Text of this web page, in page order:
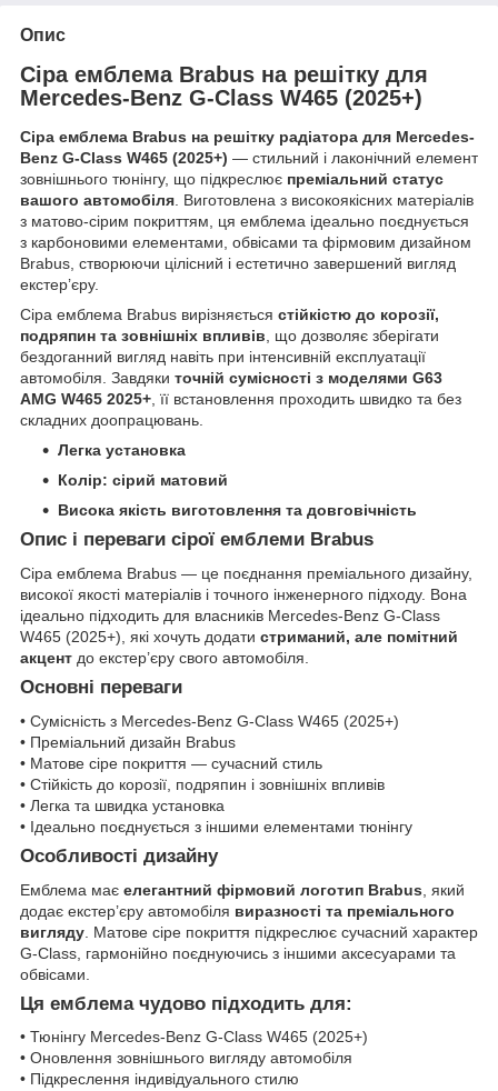
Опис
Сіра емблема Brabus на решітку для
Mercedes-Benz G-Class W465 (2025+)
Сіра емблема Brabus на решітку радіатора для Mercedes-
Benz G-Class W465 (2025+) — стильний і лаконічний елемент
зовнішнього тюнінгу, що підкреслює преміальний статус
вашого автомобіля. Виготовлена з високоякісних матеріалів
з матово-сірим покриттям, ця емблема ідеально поєднується
з карбоновими елементами, обвісами та фірмовим дизайном
Brabus, створюючи цілісний і естетично завершений вигляд
екстер’єру.
Сіра емблема Brabus вирізняється стійкістю до корозії,
подряпин та зовнішніх впливів, що дозволяє зберігати
бездоганний вигляд навіть при інтенсивній експлуатації
автомобіля. Завдяки точній сумісності з моделями G63
AMG W465 2025+, її встановлення проходить швидко та без
складних доопрацювань.
Легка установка
Колір: сірий матовий
Висока якість виготовлення та довговічність
Опис і переваги сірої емблеми Brabus
Сіра емблема Brabus — це поєднання преміального дизайну,
високої якості матеріалів і точного інженерного підходу. Вона
ідеально підходить для власників Mercedes-Benz G-Class
W465 (2025+), які хочуть додати стриманий, але помітний
акцент до екстер’єру свого автомобіля.
Основні переваги
• Сумісність з Mercedes-Benz G-Class W465 (2025+)
• Преміальний дизайн Brabus
• Матове сіре покриття — сучасний стиль
• Стійкість до корозії, подряпин і зовнішніх впливів
• Легка та швидка установка
• Ідеально поєднується з іншими елементами тюнінгу
Особливості дизайну
Емблема має елегантний фірмовий логотип Brabus , який
додає екстер’єру автомобіля виразності та преміального
вигляду . Матове сіре покриття підкреслює сучасний характер
G-Class, гармонійно поєднуючись з іншими аксесуарами та
обвісами.
Ця емблема чудово підходить для:
• Тюнінгу Mercedes-Benz G-Class W465 (2025+)
• Оновлення зовнішнього вигляду автомобіля
• Підкреслення індивідуального стилю